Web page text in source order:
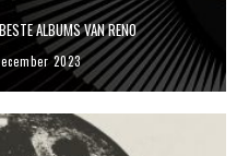
ALBUMS VAN RENO
2023